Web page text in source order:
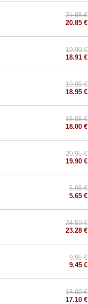
21.95 €
20.85 €
19.90 €
18.91 €
19.95 €
18.95 €
18.95 €
18.00 €
20.95 €
19.90 €
5.95 €
5.65 €
24.50 €
23.28 €
9.95 €
9.45 €
18.00 €
17.10 €